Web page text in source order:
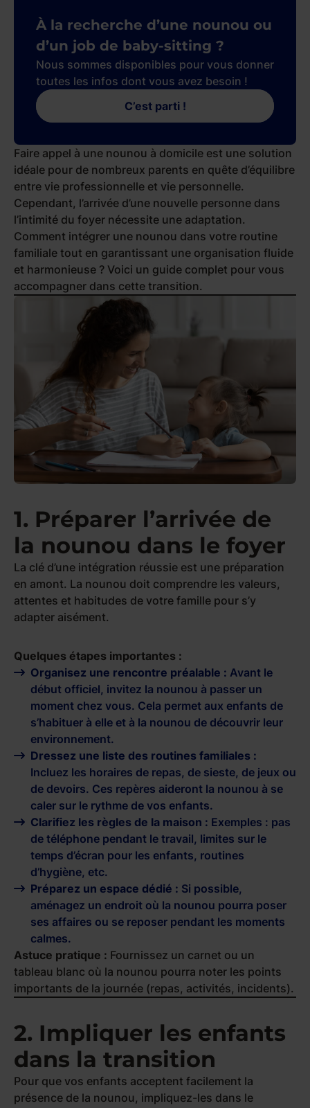
Faire appel à une nounou à domicile est une solution
idéale pour de nombreux parents en quête d’équilibre
entre vie professionnelle et vie personnelle.
Cependant, l’arrivée d’une nouvelle personne dans
l’intimité du foyer nécessite une adaptation.
Comment intégrer une nounou dans votre routine
familiale tout en garantissant une organisation fluide
et harmonieuse ? Voici un guide complet pour vous
accompagner dans cette transition.
1. Préparer l’arrivée de
la nounou dans le foyer
La clé d’une intégration réussie est une préparation
en amont. La nounou doit comprendre les valeurs,
attentes et habitudes de votre famille pour s’y
adapter aisément.
Quelques étapes importantes :
Organisez une rencontre préalable : Avant le
début officiel, invitez la nounou à passer un
moment chez vous. Cela permet aux enfants de
s’habituer à elle et à la nounou de découvrir leur
environnement.
Dressez une liste des routines familiales :
Incluez les horaires de repas, de sieste, de jeux ou
de devoirs. Ces repères aideront la nounou à se
caler sur le rythme de vos enfants.
Clarifiez les règles de la maison : Exemples : pas
de téléphone pendant le travail, limites sur le
temps d’écran pour les enfants, routines
d’hygiène, etc.
Préparez un espace dédié : Si possible,
aménagez un endroit où la nounou pourra poser
ses affaires ou se reposer pendant les moments
calmes.
Astuce pratique : Fournissez un carnet ou un
tableau blanc où la nounou pourra noter les points
importants de la journée (repas, activités, incidents).
2. Impliquer les enfants
dans la transition
Pour que vos enfants acceptent facilement la
présence de la nounou, impliquez-les dans le
À la recherche d’une nounou ou
d’un job de baby-sitting ?
Nous sommes disponibles pour vous donner
toutes les infos dont vous avez besoin !
C’est parti !